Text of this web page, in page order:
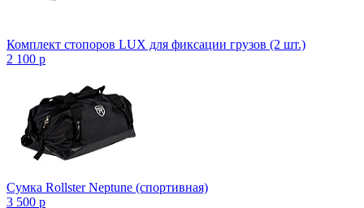
Комплект стопоров LUX для фиксации грузов (2 шт.)
2 100 p
Сумка Rollster Neptune (спортивная)
3 500 p